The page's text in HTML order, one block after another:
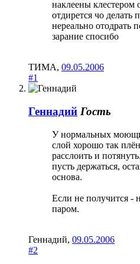
наклеены клестером
отдирется чо делать
нереально отодрать
зарание спосибо
ТИМА, 09.05.2006
#1
Геннадий Гость
У нормальных
слой хорошо так
расслоить и
пусть держаться,
основа.
Если не получится -
паром.
Геннадий, 09.05.2006
#2